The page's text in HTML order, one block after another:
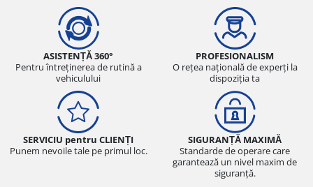
ASISTENȚĂ 360°
Pentru întreținerea de rutină a
vehiculului
PROFESIONALISM
O rețea națională de experți la
dispoziția ta
SERVICIU pentru CLIENȚI
Punem nevoile tale pe primul loc.
SIGURANȚĂ MAXIMĂ
Standarde de operare care
garantează un nivel maxim de
siguranță.